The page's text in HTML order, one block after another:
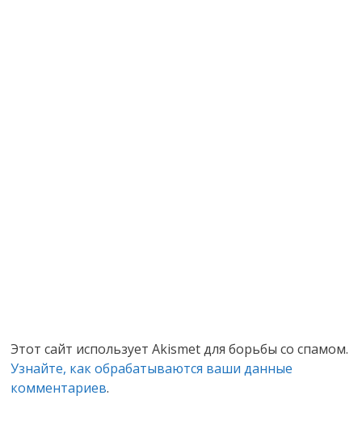
Этот сайт использует Akismet для борьбы со спамом.
Узнайте, как обрабатываются ваши данные
комментариев.